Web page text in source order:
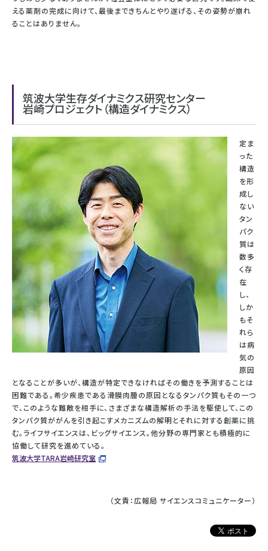
える薬剤の完成に向けて、最後まできちんとやり遂げる、その姿勢が崩れ
ることはありません。
筑波大学生存ダイナミクス研究センター
岩崎プロジェクト（構造ダイナミクス）
定ま
った
構造
を形
成し
ない
タン
パク
質は
数多
く存
在
し、
しか
もそ
れら
は病
気の
原因
となることが多いが、構造が特定できなければその働きを予測することは
困難である。希少疾患である滑膜肉腫の原因となるタンパク質もその一つ
で、このような難敵を相手に、さまざまな構造解析の手法を駆使して、この
タンパク質ががんを引き起こすメカニズムの解明とそれに対する創薬に挑
む。ライフサイエンスは、ビッグサイエンス。他分野の専門家とも積極的に
協働して研究を進めている。
筑波大学TARA岩崎研究室
（文責：広報局 サイエンスコミュニケーター）